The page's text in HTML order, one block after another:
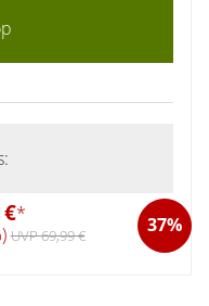
* 37%
UVP 69,99 €